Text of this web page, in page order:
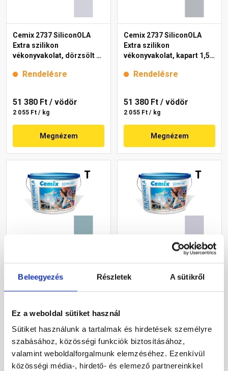
Beleegyezés Részletek A sütikről
Ez a weboldal sütiket használ
Sütiket használunk a tartalmak és hirdetések személyre
szabásához, közösségi funkciók biztosításához,
valamint weboldalforgalmunk elemzéséhez. Ezenkívül
közösségi média-, hirdető- és elemező partnereinkkel
Cemix 2737 SiliconOLA
Extra szilikon
vékonyvakolat, dörzsölt 2
Rendelésre
51 380 Ft / vödör
2 055 Ft / kg
Megnézem
Cemix 2737 SiliconOLA
Extra szilikon
vékonyvakolat, kapart 1,5
Rendelésre
51 380 Ft / vödör
2 055 Ft / kg
Megnézem
vékonyvakolat, kapart 1,5
mm 4729 blue 25 kg
Rendelésre
2 727 Ft / kg
Megnézem
Cemix 2737 SiliconOLA
vékonyvakolat, dörzsölt 2
2 189 Ft / kg
Megnézem